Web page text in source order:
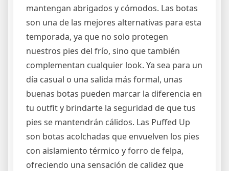
mantengan abrigados y cómodos. Las botas
son una de las mejores alternativas para esta
temporada, ya que no solo protegen
nuestros pies del frío, sino que también
complementan cualquier look. Ya sea para un
día casual o una salida más formal, unas
buenas botas pueden marcar la diferencia en
tu outfit y brindarte la seguridad de que tus
pies se mantendrán cálidos. Las Puffed Up
son botas acolchadas que envuelven los pies
con aislamiento térmico y forro de felpa,
ofreciendo una sensación de calidez que